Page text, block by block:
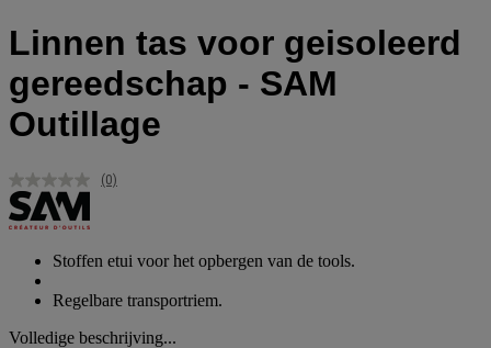
Linnen tas voor geisoleerd
gereedschap - SAM
Outillage
Geen
(0)
Stoffen etui voor het opbergen van de tools.
Regelbare transportriem.
Volledige beschrijving...